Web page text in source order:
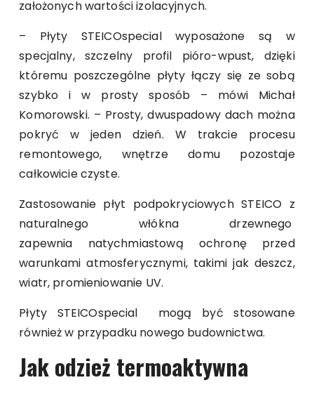
założonych wartości izolacyjnych.
– Płyty STEICOspecial wyposażone są w
specjalny, szczelny profil pióro-wpust, dzięki
któremu poszczególne płyty łączy się ze sobą
szybko i w prosty sposób – mówi Michał
Komorowski. – Prosty, dwuspadowy dach można
pokryć w jeden dzień. W trakcie procesu
remontowego, wnętrze domu pozostaje
całkowicie czyste.
Zastosowanie płyt podpokryciowych STEICO z
naturalnego włókna drzewnego
zapewnia natychmiastową ochronę przed
warunkami atmosferycznymi, takimi jak deszcz,
wiatr, promieniowanie UV.
Płyty STEICOspecial mogą być stosowane
również w przypadku nowego budownictwa.
Jak odzież termoaktywna